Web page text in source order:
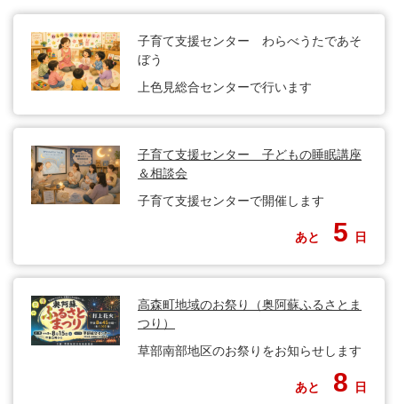
子育て支援センター わらべうたであそ
ぼう
上色見総合センターで行います
子育て支援センター 子どもの睡眠講座
＆相談会
子育て支援センターで開催します
あと 5 日
高森町地域のお祭り（奥阿蘇ふるさとま
つり）
草部南部地区のお祭りをお知らせします
あと 8 日